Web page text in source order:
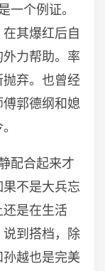
一个例证。
其爆红后自
力帮助。率
弃。也曾经
郭德纲和媳
配合起来才
不是大兵忘
是在生活
到搭档，除
越也是完美